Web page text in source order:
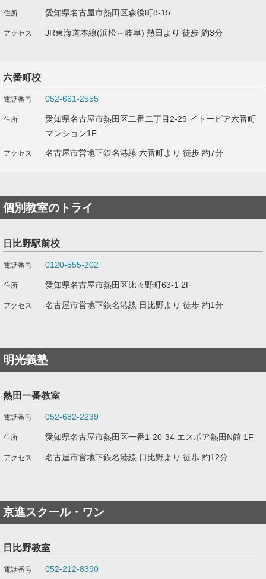
愛知県名古屋市熱田区森後町8-15
JR東海道本線(浜松～岐阜) 熱田より 徒歩 約3分
六番町校
052-661-2555
愛知県名古屋市熱田区二番二丁目2-29 イトーピア六番町
マンション1F
名古屋市営地下鉄名港線 六番町より 徒歩 約7分
個別教室のトライ
日比野駅前校
0120-555-202
愛知県名古屋市熱田区比々野町63-1 2F
名古屋市営地下鉄名港線 日比野より 徒歩 約1分
明光義塾
熱田一番教室
052-682-2239
愛知県名古屋市熱田区一番1-20-34 エスポア熱田N館 1F
名古屋市営地下鉄名港線 日比野より 徒歩 約12分
京進スクール・ワン
日比野教室
052-212-8390